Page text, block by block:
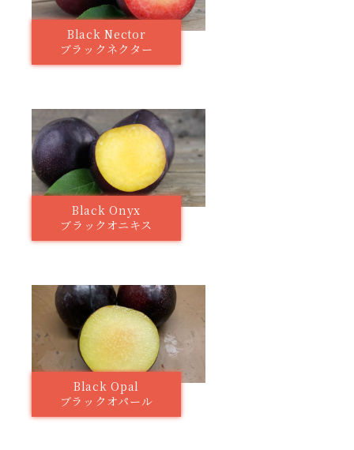
Black Nector
ブラックネクター
Black Onyx
ブラックオニキス
Black Opal
ブラックオパール